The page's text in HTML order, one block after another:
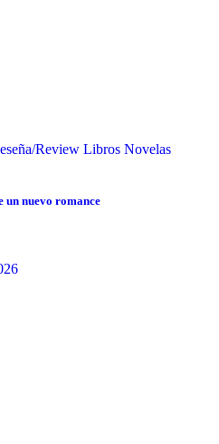
Review Libros Novelas
un nuevo romance